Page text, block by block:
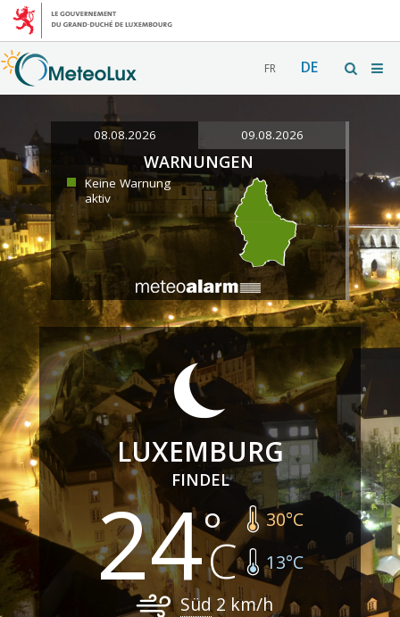
FR DE
08.08.2026 09.08.2026
WARNUNGEN
Keine Warnung
aktiv
LUXEMBURG
FINDEL
24 30°C
13°C
Süd 2 km/h